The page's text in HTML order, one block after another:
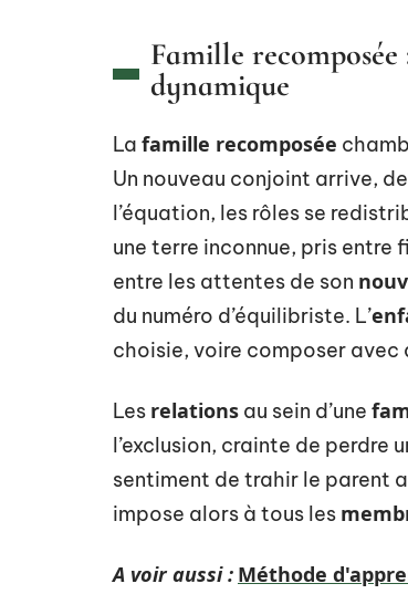
Famille
dynamique
La famille recomposée
Un nouveau conjoint arrive,
l’équation, les rôles se
une terre inconnue, pris entre
entre les attentes de son
du numéro d’équilibriste. L’
choisie, voire composer avec
Les relations au sein d’une
l’exclusion, crainte de perdre
sentiment de trahir le parent
impose alors à tous les
A voir aussi : Méthode